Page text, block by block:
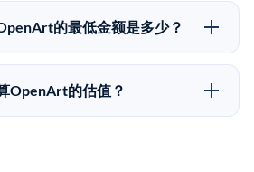
事宜。
直到公司完成IPO或被收购。两
的时间都是不可预测的，投资者应
。
的最低金额是多少？
IPO产品的最低投资金额为
额可能因产品和股份供应情况而有
OpenArt的估值？